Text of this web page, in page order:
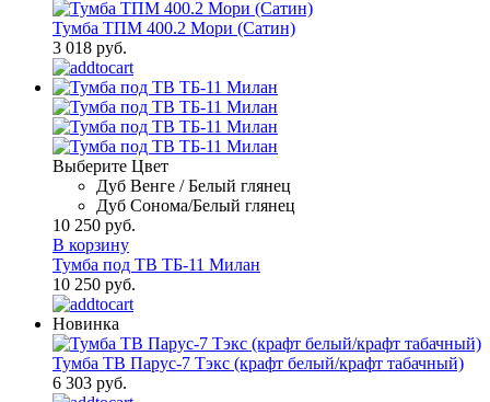
Тумба ТПМ 400.2 Мори (Сатин)
3 018 руб.
Выберите Цвет
Дуб Венге / Белый глянец
Дуб Сонома/Белый глянец
10 250 руб.
В корзину
Тумба под ТВ ТБ-11 Милан
10 250 руб.
Новинка
Тумба ТВ Парус-7 Тэкс (крафт белый/крафт табачный)
6 303 руб.